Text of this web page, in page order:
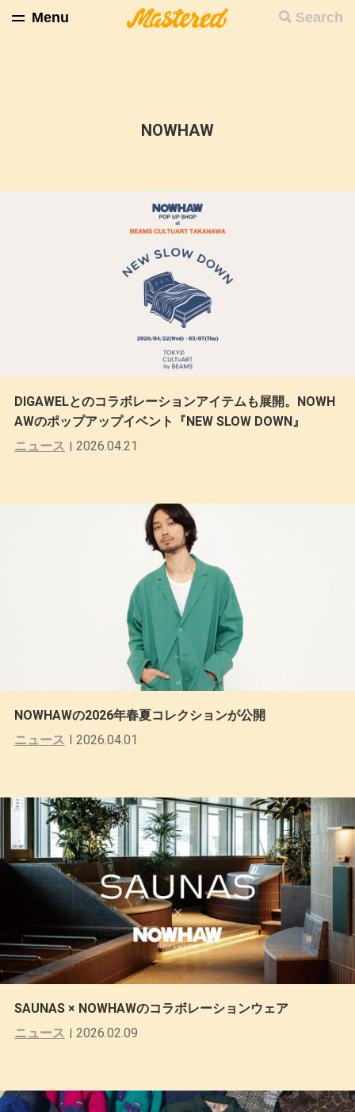
Search
Menu
NOWHAW
DIGAWELとのコラボレーションアイテムも展開。NOWH
AWのポップアップイベント『NEW SLOW DOWN』
ニュース
2026.04.21
NOWHAWの2026年春夏コレクションが公開
ニュース
2026.04.01
SAUNAS × NOWHAWのコラボレーションウェア
ニュース
2026.02.09